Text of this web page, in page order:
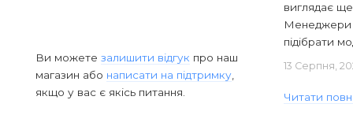
Ви можете залишити відгук про наш
магазин або написати на підтримку
якщо у вас є якісь питання.
виглядає
Менеджери
підібрати
13 Серпня,
Читати